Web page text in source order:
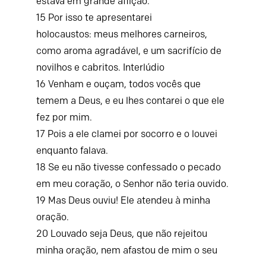
15 Por isso te apresentarei
holocaustos: meus melhores carneiros,
como aroma agradável, e um sacrifício de
novilhos e cabritos. Interlúdio
16 Venham e ouçam, todos vocês que
temem a Deus, e eu lhes contarei o que ele
fez por mim.
17 Pois a ele clamei por socorro e o louvei
enquanto falava.
18 Se eu não tivesse confessado o pecado
em meu coração, o Senhor não teria ouvido.
19 Mas Deus ouviu! Ele atendeu à minha
oração.
20 Louvado seja Deus, que não rejeitou
minha oração, nem afastou de mim o seu